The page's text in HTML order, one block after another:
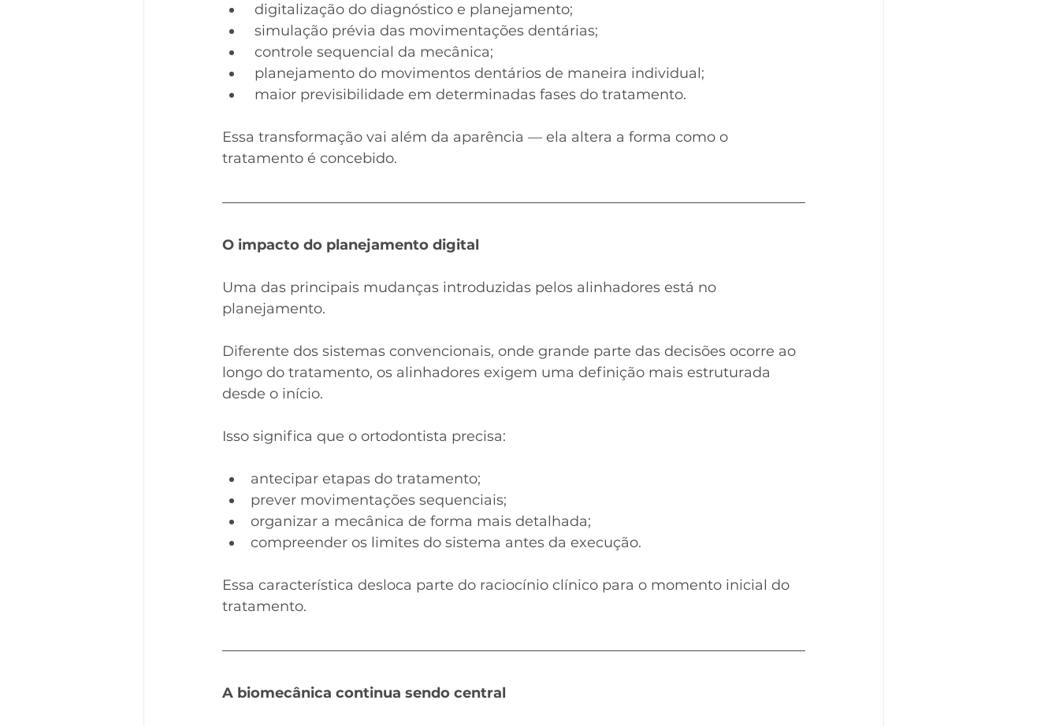
digitalização do diagnóstico e planejamento;
simulação prévia das movimentações dentárias;
controle sequencial da mecânica;
planejamento do movimentos dentários de maneira individual;
maior previsibilidade em determinadas fases do tratamento.
Essa transformação vai além da aparência — ela altera a forma como o
tratamento é concebido.
O impacto do planejamento digital
Uma das principais mudanças introduzidas pelos alinhadores está no
planejamento.
Diferente dos sistemas convencionais, onde grande parte das decisões ocorre ao
longo do tratamento, os alinhadores exigem uma definição mais estruturada
desde o início.
Isso significa que o ortodontista precisa:
antecipar etapas do tratamento;
prever movimentações sequenciais;
organizar a mecânica de forma mais detalhada;
compreender os limites do sistema antes da execução.
Essa característica desloca parte do raciocínio clínico para o momento inicial do
tratamento.
A biomecânica continua sendo central